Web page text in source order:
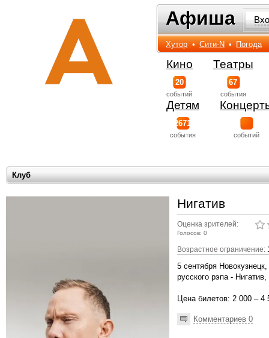
Афиша
Афиша
Хутор • Сити-N • Погода
Кино
20
событий
Театры
67
события
Детям
2671
события событий
Клуб
Нигатив
Оценка зрителей:
Голосов: 0
Возрастное ограничение:
5 сентября
русского рэпа -
Цена билетов: 2 000 – 4
Комментариев 0